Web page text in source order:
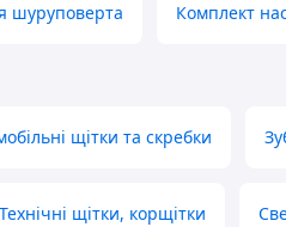
шуруповерта Комплект
щітки та скребки
Технічні щітки, корщітки